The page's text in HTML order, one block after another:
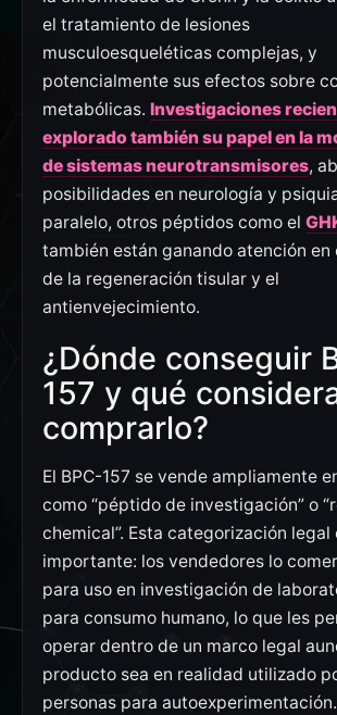
el tratamiento de lesiones
musculoesqueléticas complejas, y
potencialmente sus efectos sobre
metabólicas. Investigaciones
explorado también su papel en la
de sistemas neurotransmisores,
posibilidades en neurología y
paralelo, otros péptidos como el
también están ganando atención en
de la regeneración tisular y el
antienvejecimiento.
¿Dónde conseguir
157 y qué
comprarlo?
El BPC-157 se vende ampliamente
como “péptido de investigación” o
chemical”. Esta categorización legal
importante: los vendedores lo
para uso en investigación de
para consumo humano, lo que les
operar dentro de un marco legal
producto sea en realidad utilizado
personas para autoexperimentación.
Tanus
En línea